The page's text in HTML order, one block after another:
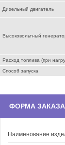
Дизельный двигатель
Высоковольтный
Расход топлива (при
Способ запуска
ФОРМА
Наименование